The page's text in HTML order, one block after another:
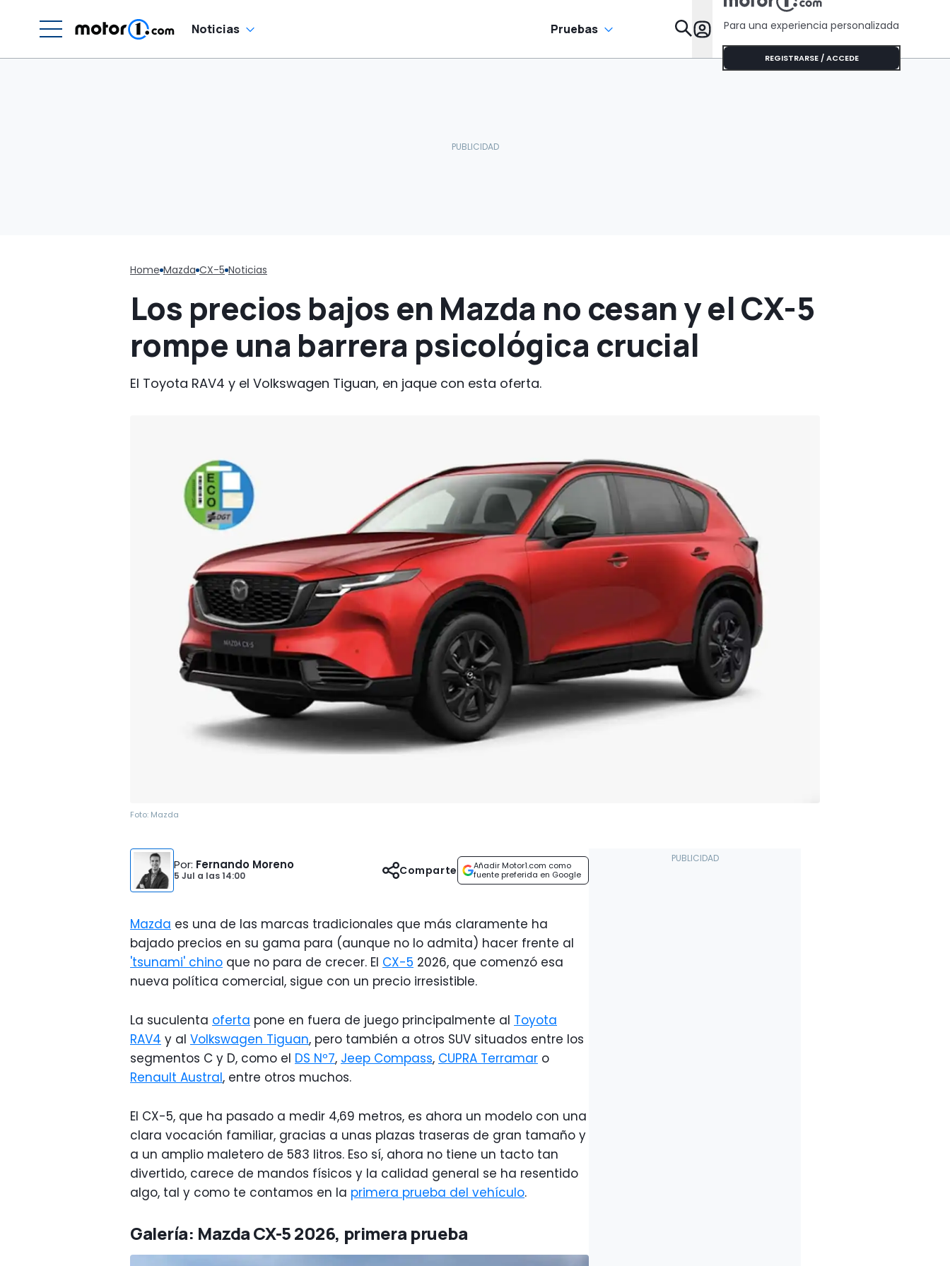
Noticias Pruebas Para una experiencia personalizada
REGISTRARSE / ACCEDE
Home Mazda CX-5 Noticias
Los precios bajos en Mazda no cesan y el CX-5
rompe una barrera psicológica crucial
El Toyota RAV4 y el Volkswagen Tiguan, en jaque con esta oferta.
Foto: Mazda
Por: Fernando Moreno
5 Jul a las14:00
Añadir Motor1.com como
fuente preferida en Google
Comparte
Mazda es una de las marcas tradicionales que más claramente ha
bajado precios en su gama para (aunque no lo admita) hacer frente al
'tsunami' chino que no para de crecer. El CX-5 2026, que comenzó esa
nueva política comercial, sigue con un precio irresistible.
La suculenta oferta pone en fuera de juego principalmente al Toyota
RAV4 y al Volkswagen Tiguan, pero también a otros SUV situados entre los
segmentos C y D, como el DS Nº7, Jeep Compass, CUPRA Terramar o
Renault Austral, entre otros muchos.
El CX-5, que ha pasado a medir 4,69 metros, es ahora un modelo con una
clara vocación familiar, gracias a unas plazas traseras de gran tamaño y
a un amplio maletero de 583 litros. Eso sí, ahora no tiene un tacto tan
divertido, carece de mandos físicos y la calidad general se ha resentido
algo, tal y como te contamos en la primera prueba del vehículo.
Galería: Mazda CX-5 2026, primera prueba